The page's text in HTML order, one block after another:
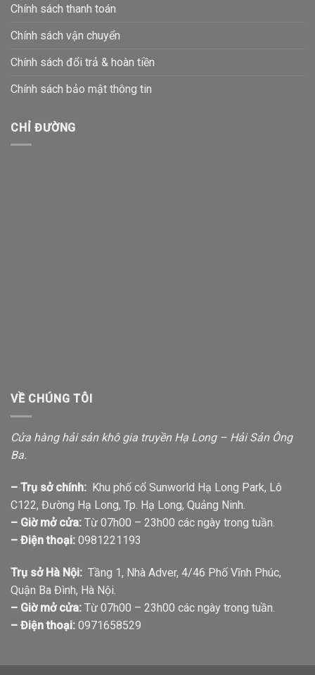
Chính sách thanh toán
Chính sách vận chuyển
Chính sách đổi trả & hoàn tiền
Chính sách bảo mật thông tin
CHỈ ĐƯỜNG
VỀ CHÚNG TÔI
Cửa hàng hải sản khô gia truyền Hạ Long – Hải Sản Ông
Ba.
– Trụ sở chính: Khu phố cổ Sunworld Hạ Long Park, Lô
C122, Đường Hạ Long, Tp. Hạ Long, Quảng Ninh.
– Giờ mở cửa: Từ 07h00 – 23h00 các ngày trong tuần.
– Điện thoại: 0981221193
Trụ sở Hà Nội: Tầng 1, Nhà Adver, 4/46 Phố Vĩnh Phúc,
Quận Ba Đình, Hà Nội.
– Giờ mở cửa: Từ 07h00 – 23h00 các ngày trong tuần.
– Điện thoại: 0971658529